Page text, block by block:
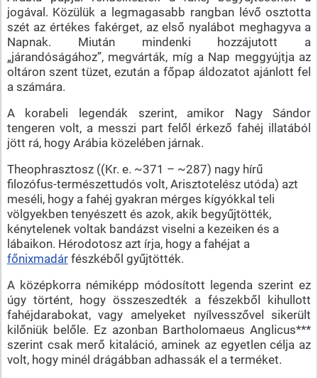
jogával. Közülük a legmagasabb rangban lévő osztotta
szét az értékes fakérget, az első nyalábot meghagyva a
Napnak. Miután mindenki hozzájutott a
„járandóságához”, megvárták, míg a Nap meggyújtja az
oltáron szent tüzet, ezután a főpap áldozatot ajánlott fel
a számára.
A korabeli legendák szerint, amikor Nagy Sándor
tengeren volt, a messzi part felől érkező fahéj illatából
jött rá, hogy Arábia közelében járnak.
Theophrasztosz ((Kr. e. ~371 – ~287) nagy hírű
filozófus-természettudós volt, Arisztotelész utóda) azt
meséli, hogy a fahéj gyakran mérges kígyókkal teli
völgyekben tenyészett és azok, akik begyűjtötték,
kénytelenek voltak bandázst viselni a kezeiken és a
lábaikon. Hérodotosz azt írja, hogy a fahéjat a
főnixmadárfészkéből gyűjtötték.
A középkorra némiképp módosított legenda szerint ez
úgy történt, hogy összeszedték a fészekből kihullott
fahéjdarabokat, vagy amelyeket nyílvesszővel sikerült
kilőniük belőle. Ez azonban Bartholomaeus Anglicus***
szerint csak merő kitaláció, aminek az egyetlen célja az
volt, hogy minél drágábban adhassák el a terméket.